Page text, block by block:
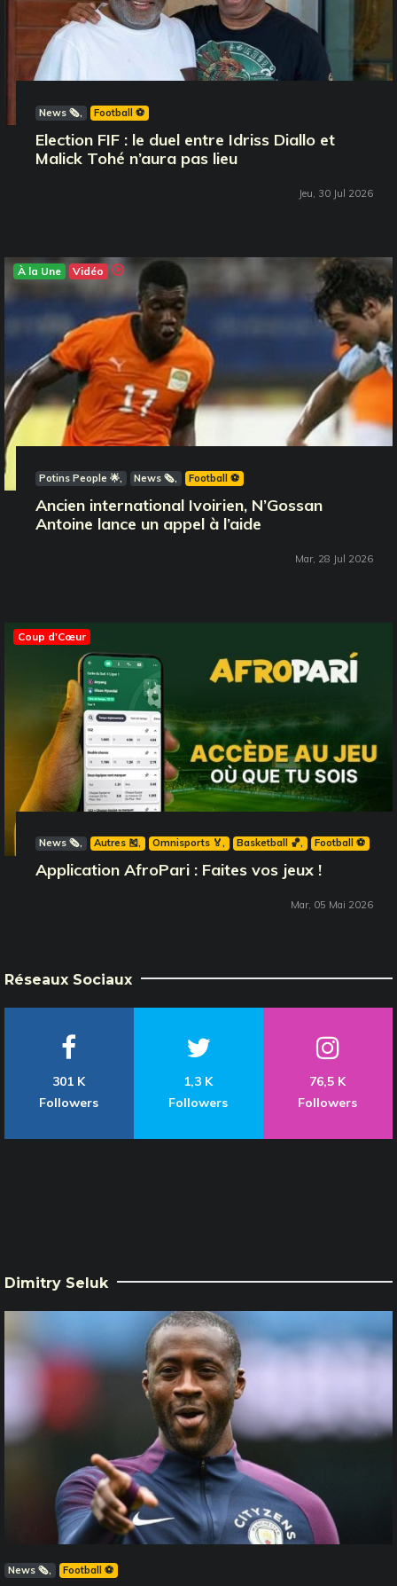
News 🗞️ Football ⚽️
Election FIF : le duel entre Idriss Diallo et
Malick Tohé n’aura pas lieu
Jeu, 30 Jul 2026
À la Une Vidéo
Potins People 🌟 News 🗞️ Football ⚽️
Ancien international Ivoirien, N’Gossan
Antoine lance un appel à l’aide
Mar, 28 Jul 2026
Coup d'Cœur
News 🗞️ Autres 🎽 Omnisports 🏅 Basketball 🏀 Football ⚽️
Application AfroPari : Faites vos jeux !
Mar, 05 Mai 2026
Réseaux Sociaux
301 K
Followers
1,3 K
Followers
76,5 K
Followers
Dimitry Seluk
News 🗞️ Football ⚽️